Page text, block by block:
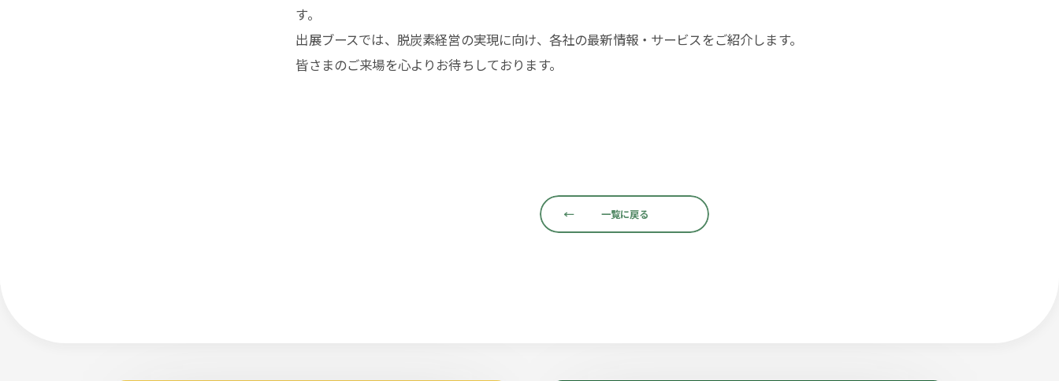
す。
出展ブースでは、脱炭素経営の実現に向け、各社の最新情報・サービスをご紹介します。
皆さまのご来場を心よりお待ちしております。
一覧に戻る
& Inquire